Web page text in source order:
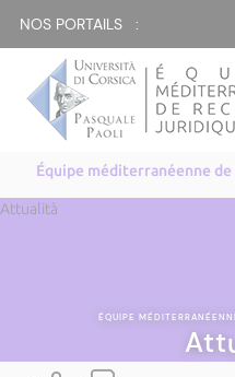
NOS PORTAILS :
Équipe méditerranéenne
Attualità
ÉQUIPE